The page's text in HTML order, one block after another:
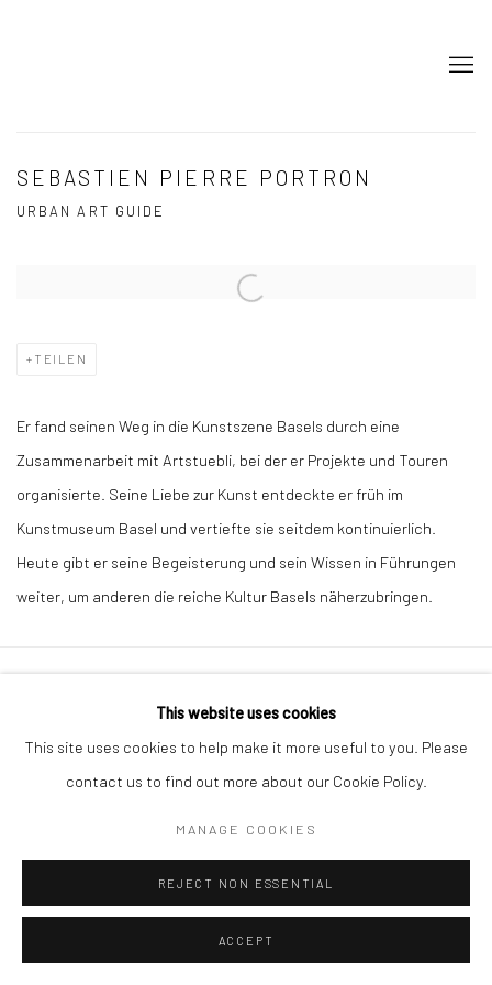
SEBASTIEN PIERRE PORTRON
URBAN ART GUIDE
Open a larger version of the following image in a popup:
TEILEN
Er fand seinen Weg in die Kunstszene Basels durch eine
Zusammenarbeit mit Artstuebli, bei der er Projekte und Touren
organisierte. Seine Liebe zur Kunst entdeckte er früh im
Kunstmuseum Basel und vertiefte sie seitdem kontinuierlich.
Heute gibt er seine Begeisterung und sein Wissen in Führungen
weiter, um anderen die reiche Kultur Basels näherzubringen.
This website uses cookies
This site uses cookies to help make it more useful to you. Please
contact us to find out more about our Cookie Policy.
MANAGE COOKIES
REJECT NON ESSENTIAL
ACCEPT